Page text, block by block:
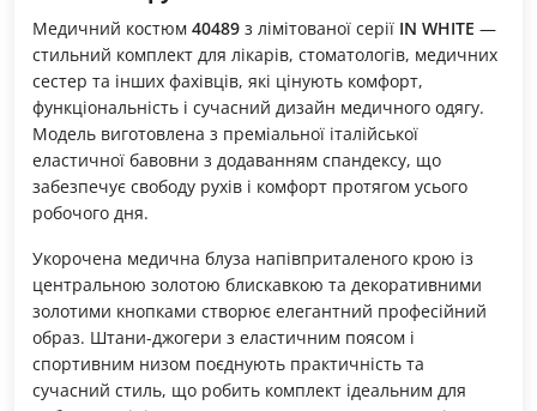
Медичний костюм 40489 з лімітованої серії IN WHITE —
стильний комплект для лікарів, стоматологів, медичних
сестер та інших фахівців, які цінують комфорт,
функціональність і сучасний дизайн медичного одягу.
Модель виготовлена з преміальної італійської
еластичної бавовни з додаванням спандексу, що
забезпечує свободу рухів і комфорт протягом усього
робочого дня.
Укорочена медична блуза напівприталеного крою із
центральною золотою блискавкою та декоративними
золотими кнопками створює елегантний професійний
образ. Штани-джогери з еластичним поясом і
спортивним низом поєднують практичність та
сучасний стиль, що робить комплект ідеальним для